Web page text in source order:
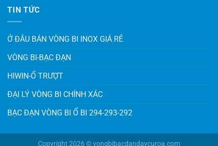
TIN TỨC
Ở ĐÂU BÁN VÒNG BI INOX GIÁ RẺ
VÒNG BI-BẠC ĐẠN
HIWIN-Ổ TRƯỢT
ĐẠI LÝ VÒNG BI CHÍNH XÁC
BẠC ĐẠN VÒNG BI Ổ BI 294-293-292
Copyright 2026 © vongbibacdandaycuroa.com